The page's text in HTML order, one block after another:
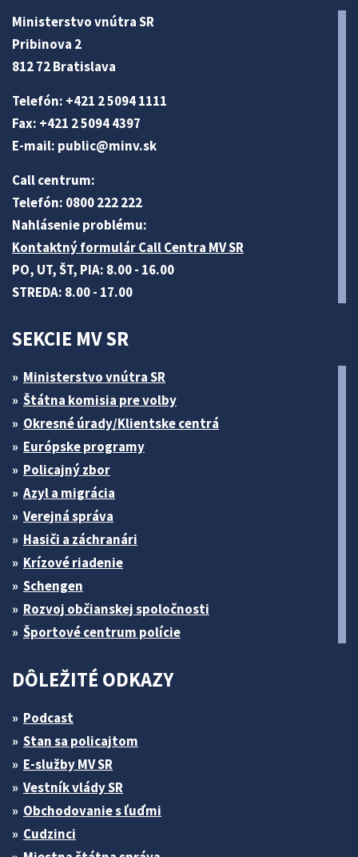
Ministerstvo vnútra SR
Pribinova 2
812 72 Bratislava
Telefón: +421 2 5094 1111
Fax: +421 2 5094 4397
E-mail: public@minv.sk
Call centrum:
Telefón: 0800 222 222
Nahlásenie problému:
Kontaktný formulár Call Centra MV SR
PO, UT, ŠT, PIA: 8.00 - 16.00
STREDA: 8.00 - 17.00
SEKCIE MV SR
Ministerstvo vnútra SR
Štátna komisia pre volby
Okresné úrady/Klientske centrá
Európske programy
Policajný zbor
Azyl a migrácia
Verejná správa
Hasiči a záchranári
Krízové riadenie
Schengen
Rozvoj občianskej spoločnosti
Športové centrum polície
DÔLEŽITÉ ODKAZY
Podcast
Stan sa policajtom
E-služby MV SR
Vestník vlády SR
Obchodovanie s ľuďmi
Cudzinci